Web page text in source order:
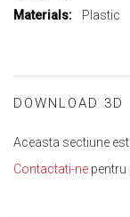
Plastic
DOWNLOAD 3D
Aceasta sectiune
Contactati-ne pentru